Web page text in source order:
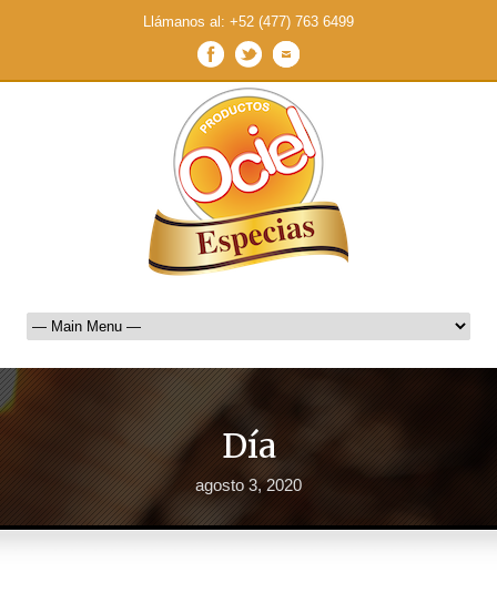
Llámanos al: +52 (477) 763 6499
Día
agosto 3, 2020